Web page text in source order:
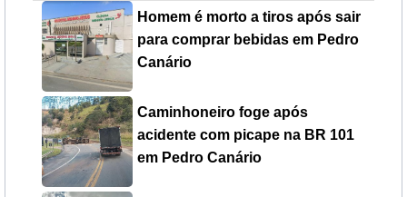
Homem é morto a tiros após sair
para comprar bebidas em Pedro
Canário
Caminhoneiro foge após
acidente com picape na BR 101
em Pedro Canário